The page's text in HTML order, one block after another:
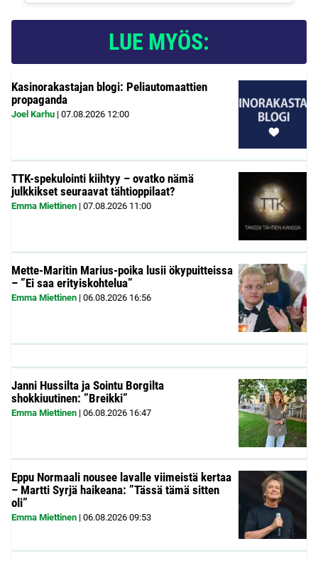
LUE MYÖS:
Kasinorakastajan blogi: Peliautomaattien
propaganda
Joel Karhu | 07.08.2026 12:00
TTK-spekulointi kiihtyy – ovatko nämä
julkkikset seuraavat tähtioppilaat?
Emma Miettinen | 07.08.2026 11:00
Mette-Maritin Marius-poika lusii ökypuitteissa
– ”Ei saa erityiskohtelua”
Emma Miettinen | 06.08.2026 16:56
Janni Hussilta ja Sointu Borgilta
shokkiuutinen: ”Breikki”
Emma Miettinen | 06.08.2026 16:47
Eppu Normaali nousee lavalle viimeistä kertaa
– Martti Syrjä haikeana: ”Tässä tämä sitten
oli”
Emma Miettinen | 06.08.2026 09:53